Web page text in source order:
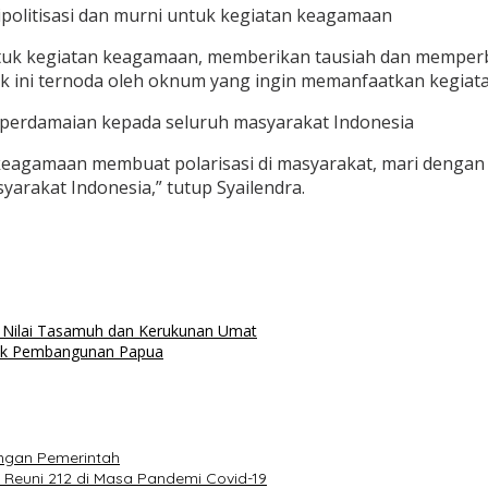
dan murni untuk kegiatan keagamaan
kegiatan keagamaan, memberikan tausiah dan
ternoda oleh oknum yang ingin memanfaatkan
kepada seluruh masyarakat Indonesia
membuat polarisasi di masyarakat, mari
Indonesia,” tutup Syailendra.
Tasamuh dan Kerukunan Umat
Pembangunan Papua
Pemerintah
212 di Masa Pandemi Covid-19